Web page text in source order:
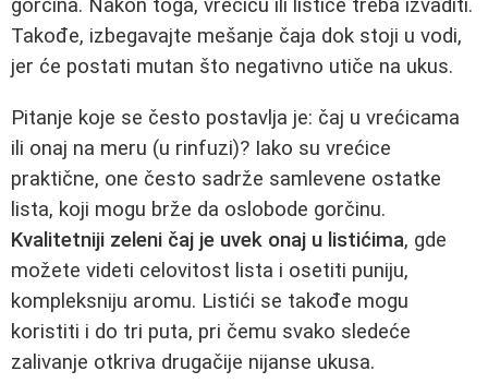
gorčina. Nakon toga, vrećicu ili listiće treba izvaditi.
Takođe, izbegavajte mešanje čaja dok stoji u vodi,
jer će postati mutan što negativno utiče na ukus.
Pitanje koje se često postavlja je: čaj u vrećicama
ili onaj na meru (u rinfuzi)? Iako su vrećice
praktične, one često sadrže samlevene ostatke
lista, koji mogu brže da oslobode gorčinu.
Kvalitetniji zeleni čaj je uvek onaj u listićima, gde
možete videti celovitost lista i osetiti puniju,
kompleksniju aromu. Listići se takođe mogu
koristiti i do tri puta, pri čemu svako sledeće
zalivanje otkriva drugačije nijanse ukusa.